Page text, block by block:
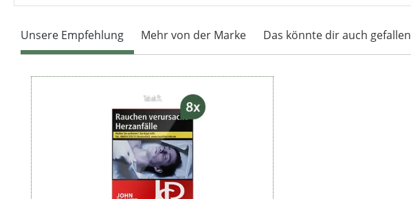
Unsere Empfehlung Mehr von der Marke Das könnte dir auch gefallen
Produktgalerie überspringen